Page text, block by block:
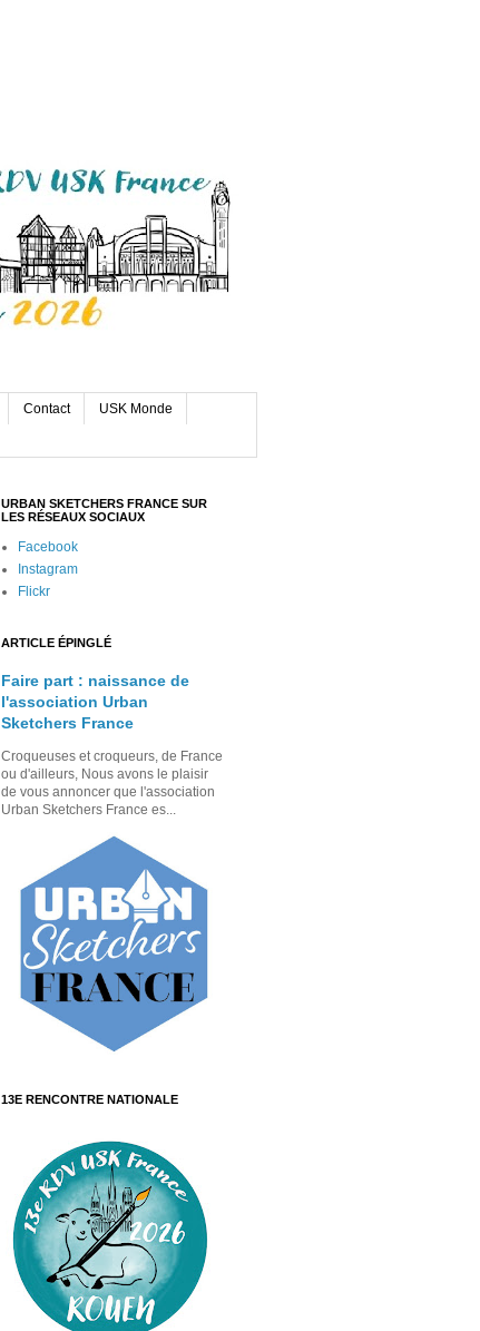
Contact USK Monde
URBAN SKETCHERS FRANCE SUR
LES RÉSEAUX SOCIAUX
Facebook
Instagram
Flickr
ARTICLE ÉPINGLÉ
Faire part : naissance de
l'association Urban
Sketchers France
Croqueuses et croqueurs, de France
ou d'ailleurs, Nous avons le plaisir
de vous annoncer que l'association
Urban Sketchers France es...
13E RENCONTRE NATIONALE